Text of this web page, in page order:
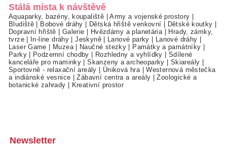
Stálá místa k návštěvě
Aquaparky, bazény, koupaliště |Army a vojenské prostory
Bludiště
Bobové dráhy Dětská hřiště venkovní Dětské koutky
Dopravní hřiště
Galerie Hvězdárny a planetária
Hrady, zámky,
tvrze| In-line dráhy |Jeskyně| Lanové parky Lanové dráhy
Laser Game
Muzea| Naučné stezky Památky a památníky
Parky| Podzemní chodby Rozhledny a vyhlídky
Sdílené
kanceláře pro maminky |Skanzeny a archeoparky Skiareály
Sportovně - relaxační areály
Úniková hra |Westernová městečka
a indiánské vesnice |Zábavní centra a areály |Zoologické a
botanické zahrady
Kreativní prostor
Newsletter